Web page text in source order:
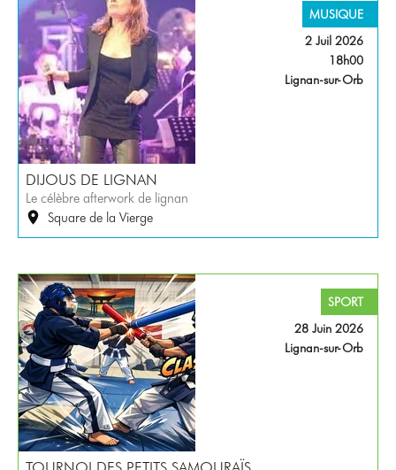
MUSIQUE
2 Juil 2026
18h00
Lignan-sur-Orb
DIJOUS DE LIGNAN
Le célèbre afterwork de lignan
Square de la Vierge
SPORT
28 Juin 2026
Lignan-sur-Orb